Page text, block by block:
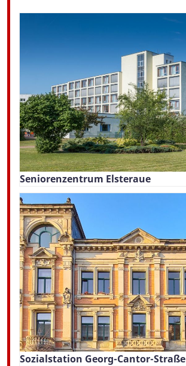
Seniorenzentrum Elsteraue
Sozialstation Georg-Cantor-Straße